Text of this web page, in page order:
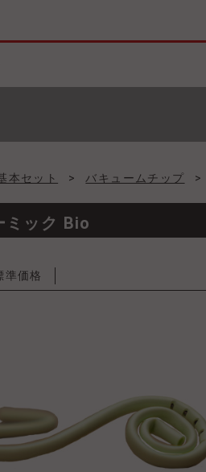
本セット > バキュームチップ >
ミック Bio
準価格